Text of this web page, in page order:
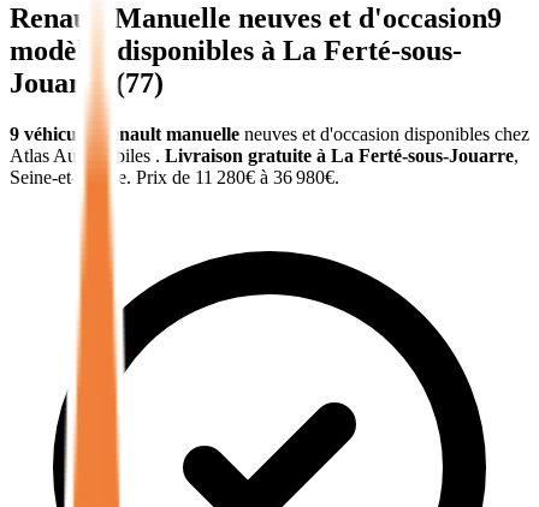
Renault Manuelle neuves et d'occasion9
modèles disponibles à La Ferté-sous-
Jouarre (77)
9 véhicules renault manuelle neuves et d'occasion disponibles chez
Atlas Automobiles . Livraison gratuite à La Ferté-sous-Jouarre,
Seine-et-Marne. Prix de 11 280€ à 36 980€.